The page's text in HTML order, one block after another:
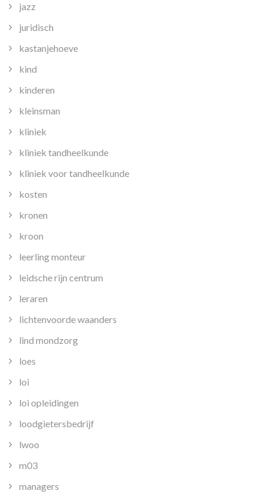
jazz
juridisch
kastanjehoeve
kind
kinderen
kleinsman
kliniek
kliniek tandheelkunde
kliniek voor tandheelkunde
kosten
kronen
kroon
leerling monteur
leidsche rijn centrum
leraren
lichtenvoorde waanders
lind mondzorg
loes
loi
loi opleidingen
loodgietersbedrijf
lwoo
m03
managers